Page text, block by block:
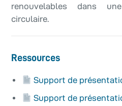
renouvelables dans
circulaire.
Ressources
Support de
Support de